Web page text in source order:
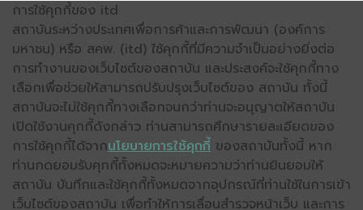
การใช้คุกกี้ของ itd
สถาบันระหว่างประเทศเพื่อการค้าและการพัฒนา (องค์การ
มหาชน) หรือ สคพ. (itd) ใช้คุกกี้ที่มีความจำเป็นอย่างยิ่งต่อ
การทำงานของเว็บไซต์ของสถาบัน และประสงค์จะใช้คุกกี้ทาง
เลือกเพื่อช่วยให้สามารถปรับปรุงเว็บไซต์ของ สถาบัน ทั้งนี้
สถาบันจะไม่ใช้คุกกี้ทางเลือกจนกว่าท่านจะอนุญาตให้สถาบัน
เปิดใช้งานคุกกี้ดังกล่าว ท่านสามารถศึกษารายละเอียดของ
การใช้คุกกี้ได้จากนโยบายการใช้คุกกี้ ของสถาบันทั้งนี้ หาก
ท่านกดยอมรับคุกกี้ทั้งหมดจะหมายความว่าท่านยินยอมให้
สถาบัน บันทึกและใช้คุกกี้ทั้งหมดจากอุปกรณ์ที่ท่านใช้ในการเข้า
เว็บไซต์ของสถาบัน เพื่อทำให้การเลื่อนสำรวจหน้าเว็บ และการ